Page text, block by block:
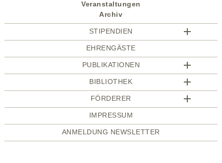
Veranstaltungen
Archiv
STIPENDIEN
EHRENGÄSTE
PUBLIKATIONEN
BIBLIOTHEK
FÖRDERER
IMPRESSUM
ANMELDUNG NEWSLETTER